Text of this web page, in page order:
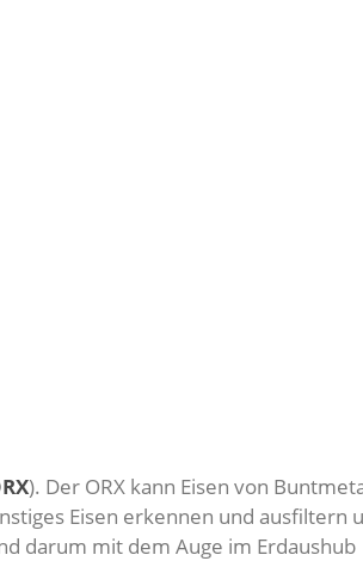
). Der ORX kann Eisen von
Eisen erkennen und ausfiltern
darum mit dem Auge im Erdaushub